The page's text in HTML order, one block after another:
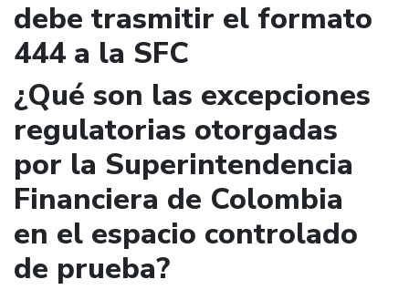
debe trasmitir el formato
444 a la SFC
¿Qué son las excepciones
regulatorias otorgadas
por la Superintendencia
Financiera de Colombia
en el espacio controlado
de prueba?